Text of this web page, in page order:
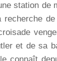
station de
recherche
et de sa